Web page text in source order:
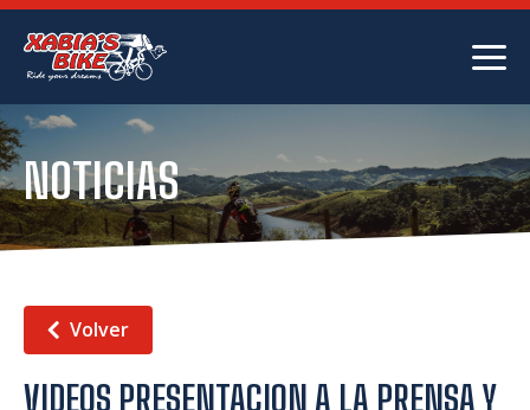
NOTICIAS
Volver
VIDEOS PRESENTACION A LA PRENSA Y